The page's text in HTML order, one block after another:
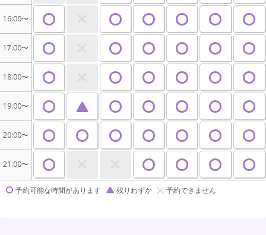
16:00〜
17:00〜
18:00〜
19:00〜
20:00〜
21:00〜
予約可能な時間があります 残りわずか 予約できません